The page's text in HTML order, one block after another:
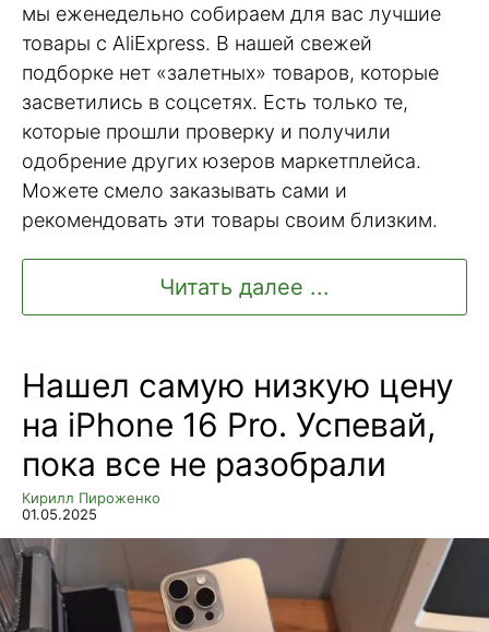
мы еженедельно собираем для вас лучшие
товары с AliExpress. В нашей свежей
подборке нет «залетных» товаров, которые
засветились в соцсетях. Есть только те,
которые прошли проверку и получили
одобрение других юзеров маркетплейса.
Можете смело заказывать сами и
рекомендовать эти товары своим близким.
Читать далее ...
Нашел самую низкую цену
на iPhone 16 Pro. Успевай,
пока все не разобрали
Кирилл Пироженко
01.05.2025